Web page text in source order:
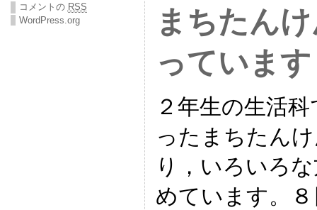
コメントの RSS
WordPress.org
まちたん
っています
２年生の生活
ったまちたん
り，いろいろ
めています。